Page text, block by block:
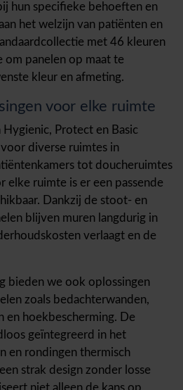
hun specifieke behoeften en
het welzijn van patiënten en
met 46 kleuren
panelen op maat te
kleur en afmeting.
voor elke ruimte
Protect en Basic
diverse ruimtes in
tot doucheruimtes
elke ruimte is er een passende
Dankzij de stoot- en
blijven muren langdurig in
verlaagt en de
bieden we ook oplossingen
zoals bedachterwanden,
en hoekbescherming. De
geïntegreerd in het
en rondingen thermisch
strak design zonder losse
niet alleen de kans op